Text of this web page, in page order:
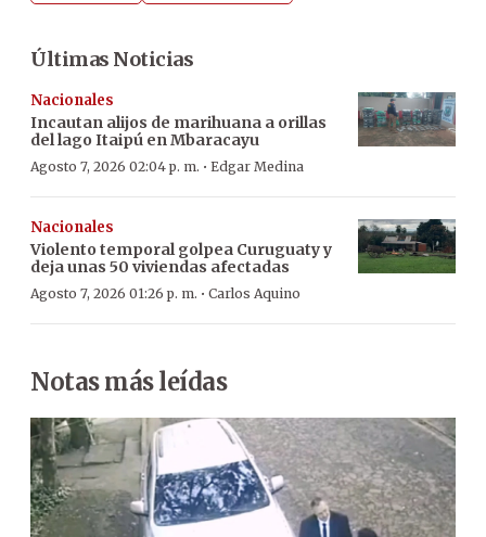
Últimas Noticias
Nacionales
Incautan alijos de marihuana a orillas
del lago Itaipú en Mbaracayu
Agosto 7, 2026 02:04 p. m. · Edgar Medina
Nacionales
Violento temporal golpea Curuguaty y
deja unas 50 viviendas afectadas
Agosto 7, 2026 01:26 p. m. · Carlos Aquino
Notas más leídas